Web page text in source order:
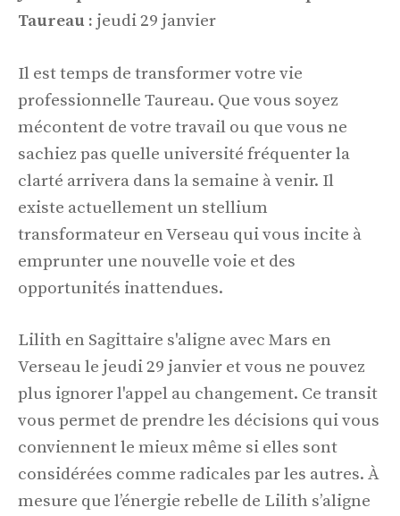
Taureau : jeudi 29 janvier
Il est temps de transformer votre vie
professionnelle Taureau. Que vous soyez
mécontent de votre travail ou que vous ne
sachiez pas quelle université fréquenter la
clarté arrivera dans la semaine à venir. Il
existe actuellement un stellium
transformateur en Verseau qui vous incite à
emprunter une nouvelle voie et des
opportunités inattendues.
Lilith en Sagittaire s'aligne avec Mars en
Verseau le jeudi 29 janvier et vous ne pouvez
plus ignorer l'appel au changement. Ce transit
vous permet de prendre les décisions qui vous
conviennent le mieux même si elles sont
considérées comme radicales par les autres. À
mesure que l’énergie rebelle de Lilith s’aligne